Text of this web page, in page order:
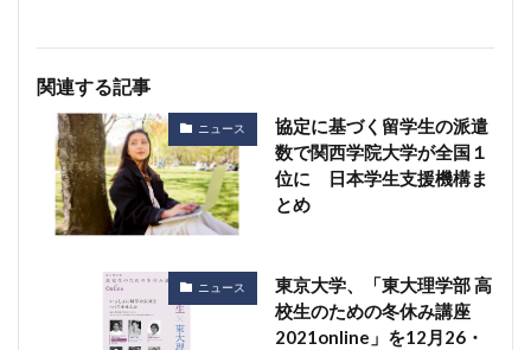
関連する記事
ニュース
協定に基づく留学生の派遣
数で関西学院大学が全国１
位に 日本学生支援機構ま
とめ
ニュース
東京大学、「東大理学部 高
校生のための冬休み講座
2021online」を12月26・